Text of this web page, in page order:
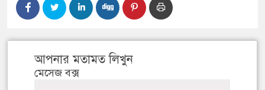
আপনার মতামত লিখুন
মেসেজ বক্স